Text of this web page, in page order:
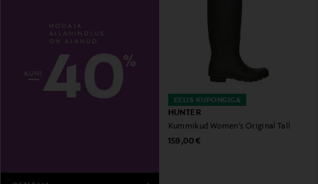
EELIS KUPONGIGA
HUNTER
Kummikud Women's Original Tall
Original Price
159,00 €